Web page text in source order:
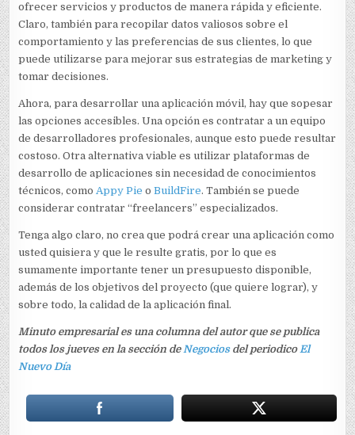
ofrecer servicios y productos de manera rápida y eficiente.
Claro, también para recopilar datos valiosos sobre el
comportamiento y las preferencias de sus clientes, lo que
puede utilizarse para mejorar sus estrategias de marketing y
tomar decisiones.
Ahora, para desarrollar una aplicación móvil, hay que sopesar
las opciones accesibles. Una opción es contratar a un equipo
de desarrolladores profesionales, aunque esto puede resultar
costoso. Otra alternativa viable es utilizar plataformas de
desarrollo de aplicaciones sin necesidad de conocimientos
técnicos, comoAppy Pie oBuildFire. También se puede
considerar contratar “freelancers” especializados.
Tenga algo claro, no crea que podrá crear una aplicación como
usted quisiera y que le resulte gratis, por lo que es
sumamente importante tener un presupuesto disponible,
además de los objetivos del proyecto (que quiere lograr), y
sobre todo, la calidad de la aplicación final.
Minuto empresarial es una columna del autor que se publica
todos los jueves en la sección deNegociosdel periodicoEl
Nuevo Día